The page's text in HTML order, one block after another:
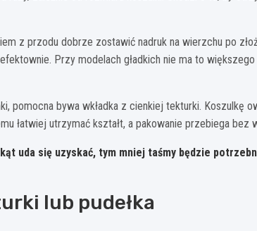
z przodu dobrze zostawić nadruk na wierzchu po
Przy modelach gładkich nie ma to
pomocna bywa wkładka z cienkiej tekturki. Koszulkę
łatwiej utrzymać kształt, a pakowanie przebiega bez
uda się uzyskać, tym mniej taśmy będzie
lub pudełka